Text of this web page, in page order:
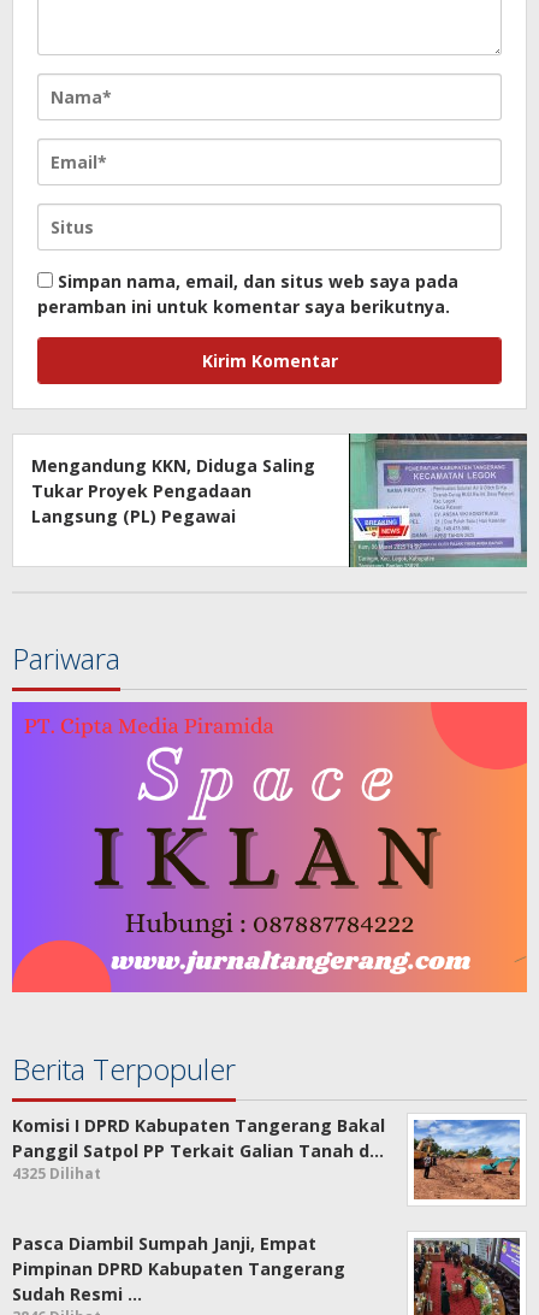
Simpan nama, email, dan situs web saya pada
peramban ini untuk komentar saya berikutnya.
Mengandung KKN, Diduga Saling
Tukar Proyek Pengadaan
Langsung (PL) Pegawai
dan Pagedangan
Pariwara
Berita Terpopuler
Komisi I DPRD Kabupaten Tangerang Bakal
Panggil Satpol PP Terkait Galian Tanah d…
4325 Dilihat
Pasca Diambil Sumpah Janji, Empat
Pimpinan DPRD Kabupaten Tangerang
Sudah Resmi …